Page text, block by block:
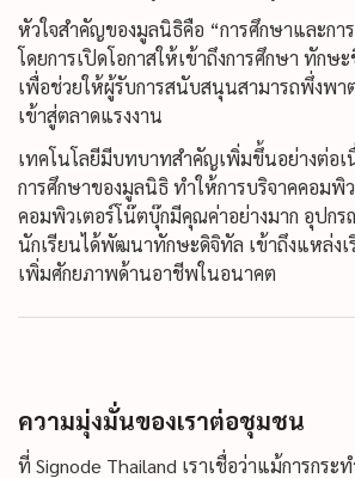
หัวใจสำคัญของมูลนิธิคือ “การศึกษาและกา
โดยการเปิดโอกาสให้เข้าถึงการศึกษา ทักษ
เพื่อช่วยให้ผู้รับการสนับสนุนสามารถพึ่งพา
เข้าสู่ตลาดแรงงาน
เทคโนโลยีมีบทบาทสำคัญเพิ่มขึ้นอย่างต่อเ
การศึกษาของมูลนิธิ ทำให้การบริจาคคอมพิ
คอมพิวเตอร์โน๊ตบุ๊กมีคุณค่าอย่างมาก อุปก
นักเรียนได้พัฒนาทักษะดิจิทัล เข้าถึงแหล่ง
เพิ่มศักยภาพด้านอาชีพในอนาคต
ความมุ่งมั่นของเราต่อชุมชน
ที่ Signode Thailand เราเชื่อว่าแม้การกระ